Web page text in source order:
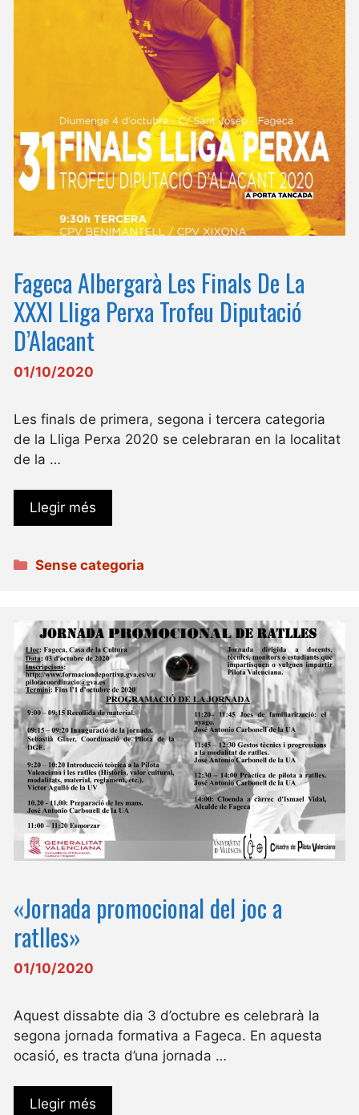
Fageca Albergarà Les Finals De La
XXXI Lliga Perxa Trofeu Diputació
D’Alacant
01/10/2020
Les finals de primera, segona i tercera categoria
de la Lliga Perxa 2020 se celebraran en la localitat
de la …
Llegir més
Categories
Sense categoria
«Jornada promocional del joc a
ratlles»
01/10/2020
Aquest dissabte dia 3 d’octubre es celebrarà la
segona jornada formativa a Fageca. En aquesta
ocasió, es tracta d’una jornada …
Llegir més